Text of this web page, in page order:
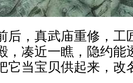
后，真武庙重修，工
，凑近一瞧，隐约能
它当宝贝供起来，改